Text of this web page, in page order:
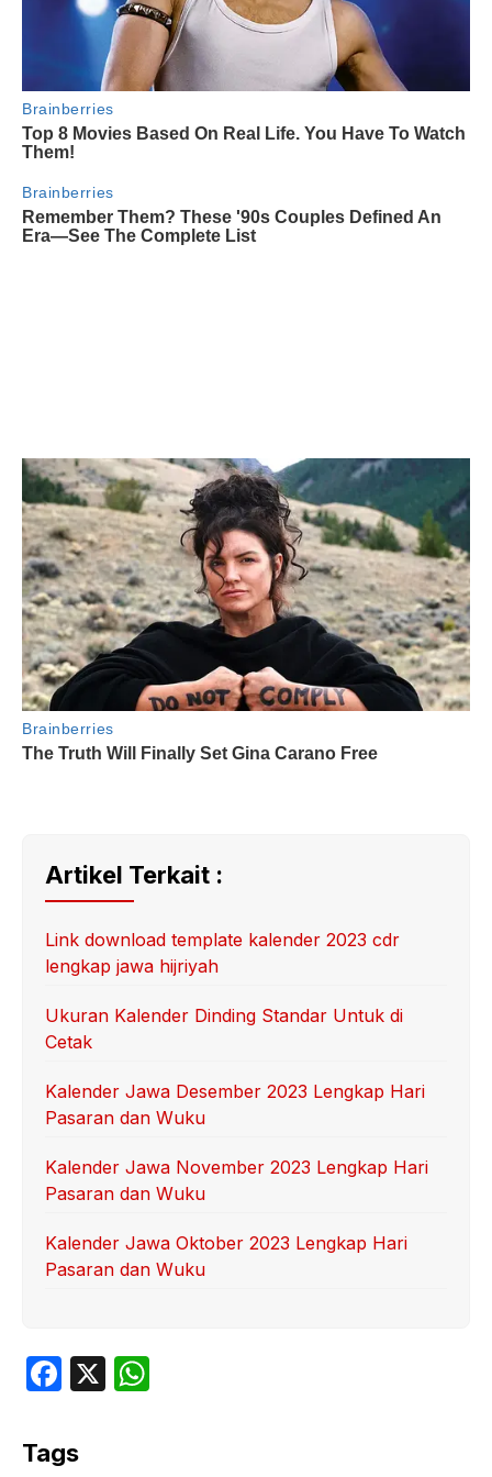
Artikel Terkait :
Link download template kalender 2023 cdr
lengkap jawa hijriyah
Ukuran Kalender Dinding Standar Untuk di
Cetak
Kalender Jawa Desember 2023 Lengkap Hari
Pasaran dan Wuku
Kalender Jawa November 2023 Lengkap Hari
Pasaran dan Wuku
Kalender Jawa Oktober 2023 Lengkap Hari
Pasaran dan Wuku
F
c
X
Tags